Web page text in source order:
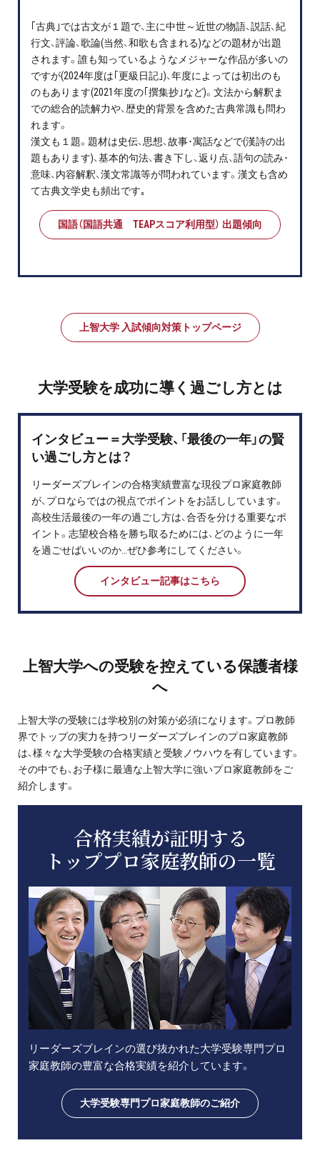
プロ教師が届ける
公式LINE＠
0120-11-3967
受付:9:30～21:30(定休:日曜・祝日)
お問い合わせ・資料請求
無料体験授業とは
｢古典｣では古文が１題で、主に中世～近世の物語、説話、紀
行文、評論、歌論(当然、和歌も含まれる)などの題材が出題
されます。誰も知っているようなメジャーな作品が多いの
ですが(2024年度は｢更級日記｣)、年度によっては初出のも
のもあります(2021年度の｢撰集抄｣など)。文法から解釈ま
での総合的読解力や、歴史的背景を含めた古典常識も問わ
れます。
漢文も１題。題材は史伝、思想、故事･寓話などで(漢詩の出
題もあります)、基本的句法、書き下し、返り点、語句の読み･
意味、内容解釈、漢文常識等が問われています。漢文も含め
て古典文学史も頻出です｡
国語（国語共通 TEAPスコア利用型） 出題傾向
上智大学 入試傾向対策トップページ
大学受験を成功に導く過ごし方とは
インタビュー＝大学受験、「最後の一年」の賢
い過ごし方とは？
リーダーズブレインの合格実績豊富な現役プロ家庭教師
が、プロならではの視点でポイントをお話ししています。
高校生活最後の一年の過ごし方は、合否を分ける重要なポ
イント。志望校合格を勝ち取るためには、どのように一年
を過ごせばいいのか…ぜひ参考にしてください。
インタビュー記事はこちら
上智大学への受験を控えている保護者様
へ
上智大学の受験には学校別の対策が必須になります。プロ教師
界でトップの実力を持つリーダーズブレインのプロ家庭教師
は、様々な大学受験の合格実績と受験ノウハウを有しています。
その中でも、お子様に最適な上智大学に強いプロ家庭教師をご
紹介します。
合格実績が証明する
トッププロ家庭教師の一覧
リーダーズブレインの選び抜かれた大学受験専門プロ
家庭教師の豊富な合格実績を紹介しています。
大学受験専門プロ家庭教師のご紹介